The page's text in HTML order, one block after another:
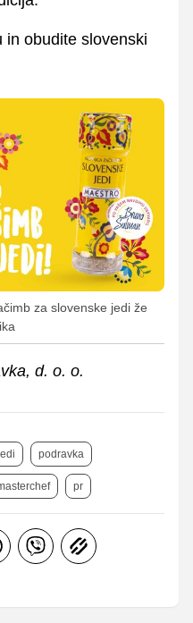
in obudite slovenski
za slovenske jedi že
d. o. o.
podravka
pr